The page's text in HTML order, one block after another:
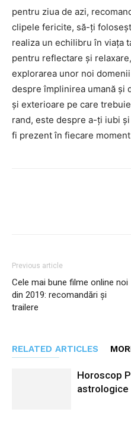
pentru ziua de azi,
clipele fericite, să-ți
realiza un echilibru în viața
pentru reflectare și
explorarea unor noi
despre împlinirea umană și
și exterioare pe care
rand, este despre a-ți iubi
fi prezent în fiecare
Previous article
Cele mai bune filme online noi
din 2019: recomandări și
trailere
RELATED ARTICLES
Horoscop
astrologice